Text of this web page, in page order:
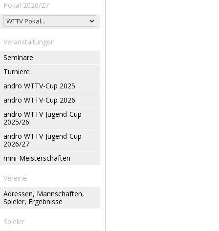
Pokal 2026/27
Veranstaltungen
Seminare
Turniere
andro WTTV-Cup 2025
andro WTTV-Cup 2026
andro WTTV-Jugend-Cup
2025/26
andro WTTV-Jugend-Cup
2026/27
mini-Meisterschaften
Vereine
Adressen, Mannschaften,
Spieler, Ergebnisse
Spieler